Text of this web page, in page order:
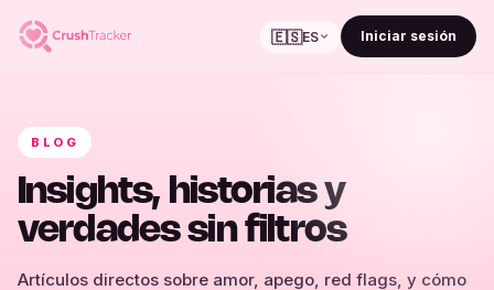
🇪🇸ES Iniciar sesión
BLOG
Insights, historias y
verdades sin filtros
Artículos directos sobre amor, apego, red flags, y cómo